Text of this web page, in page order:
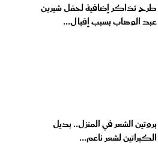
طرح تذاكر إضافية لحفل شيرين
عبد الوهاب بسبب إقبال...
بروتين الشعر في المنزل.. بديل
الكيراتين لشعر ناعم...